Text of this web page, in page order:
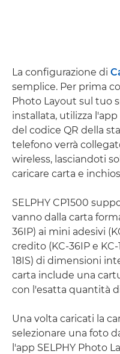
La configurazione di
semplice. Per prima
Photo Layout sul tuo
installata, utilizza
del codice QR della
telefono verrà
wireless, lasciandoti
caricare carta e
SELPHY CP1500
vanno dalla carta
36IP) ai mini adesivi
credito (KC-36IP e
18IS) di dimensioni
carta include una
con l'esatta quantità
Una volta caricati la
selezionare una foto
l'app SELPHY Photo